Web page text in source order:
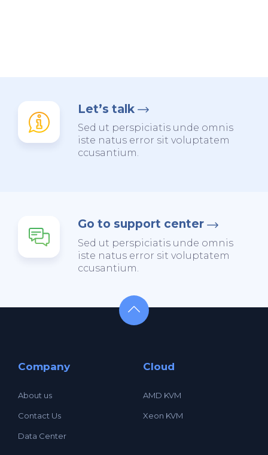
Let’s talk
Sed ut perspiciatis unde omnis
iste natus error sit voluptatem
ccusantium.
Go to support center
Sed ut perspiciatis unde omnis
iste natus error sit voluptatem
ccusantium.
Company
About us
Contact Us
Data Center
Cloud
AMD KVM
Xeon KVM